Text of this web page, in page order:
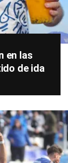
en las
de ida